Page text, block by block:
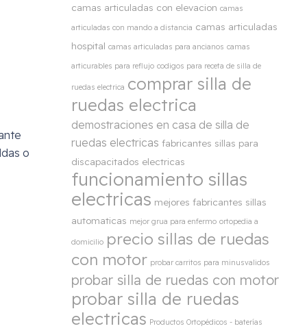
o
camas articuladas con elevacion camas
articuladas con mando a distancia camas articuladas
hospital camas articuladas para ancianos camas
articurables para reflujo codigos para receta de silla de
ruedas electrica comprar silla de
ruedas electrica
demostraciones en casa de silla de
ruedas electricas fabricantes sillas para
discapacitados electricas
funcionamiento sillas
electricas mejores fabricantes sillas
automaticas mejor grua para enfermo ortopedia a
domicilio precio sillas de ruedas
con motor probar carritos para minusvalidos
probar silla de ruedas con motor
probar silla de ruedas
electricas Productos Ortopédicos - baterías